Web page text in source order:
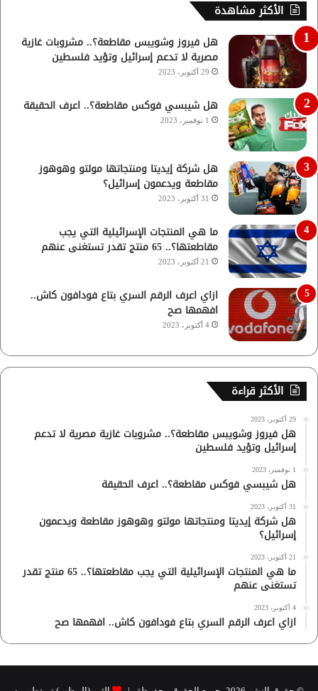
الأكثر مشاهدة
هل فيروز وشويبس مقاطعة؟.. مشروبات غازية
مصرية لا تدعم إسرائيل وتؤيد فلسطين
29 أكتوبر، 2023
هل شيبسي فوكس مقاطعة؟.. اعرف الحقيقة
1 نوفمبر، 2023
هل شركة إيديتا ومنتجاتها مولتو وهوهوز
مقاطعة ويدعمون إسرائيل؟
31 أكتوبر، 2023
ما هي المنتجات الإسرائيلية التي يجب
مقاطعتها؟.. 65 منتج تقدر تستغنى عنهم
21 أكتوبر، 2023
ازاي اعرف الرقم السري بتاع فودافون كاش..
افهمها صح
4 أكتوبر، 2023
الأكثر قراءة
29 أكتوبر، 2023
هل فيروز وشويبس مقاطعة؟.. مشروبات غازية مصرية لا تدعم
إسرائيل وتؤيد فلسطين
1 نوفمبر، 2023
هل شيبسي فوكس مقاطعة؟.. اعرف الحقيقة
31 أكتوبر، 2023
هل شركة إيديتا ومنتجاتها مولتو وهوهوز مقاطعة ويدعمون
إسرائيل؟
21 أكتوبر، 2023
ما هي المنتجات الإسرائيلية التي يجب مقاطعتها؟.. 65 منتج تقدر
تستغنى عنهم
4 أكتوبر، 2023
ازاي اعرف الرقم السري بتاع فودافون كاش.. افهمها صح